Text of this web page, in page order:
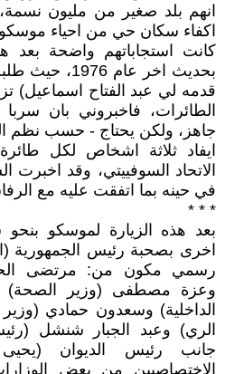
انهم بلد صغير من مليون
اكفاء سكان حي من احياء
كانت استجاباتهم واضحة بعد
بحديث اخر عام
قدمه لي عبد الفتاح اسماعيل)
جاهز، ولكن يحتاج - حسب نظم
ايفاد ثلاثة اشخاص لكل
الاتحاد السوفييتي، وقد اخبرت
في حينه بما اتفقت عليه مع
* * *
بعد هذه الزيارة لموسكو
اخرى بصحبة رئيس الجمهورية
رسمي مكون من: مرتضى
وعزة مصطفى (وزير الصحة)
الداخلية) وسعدون حمادي
الري) وعبد الجبار شنشل
جانب رئيس الديوان
الاختصاصيين من بعض